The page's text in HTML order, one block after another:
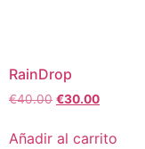
RainDrop
€40.00 €30.00
Añadir al carrito